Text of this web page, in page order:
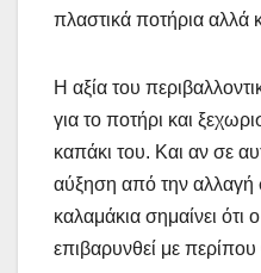
πλαστικά ποτήρια αλλά
Η αξία του
για το ποτήρι και
καπάκι του. Και αν σε
αύξηση από την αλλαγή
καλαμάκια σημαίνει ότι
επιβαρυνθεί με